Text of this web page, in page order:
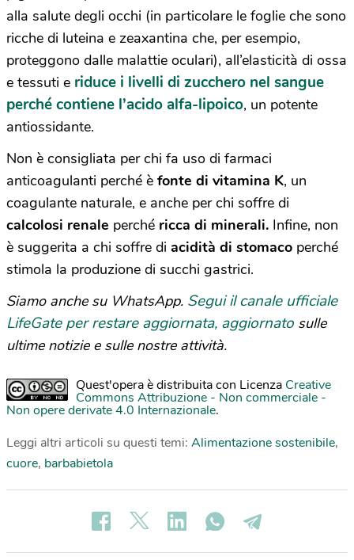
alla salute degli occhi (in particolare le foglie che sono
ricche di luteina e zeaxantina che, per esempio,
proteggono dalle malattie oculari), all’elasticità di ossa
e tessuti e riduce i livelli di zucchero nel sangue
perché contiene l’acido alfa-lipoico, un potente
antiossidante.
Non è consigliata per chi fa uso di farmaci
anticoagulanti perché è fonte di vitamina K, un
coagulante naturale, e anche per chi soffre di
calcolosi renale perché ricca di minerali. Infine, non
è suggerita a chi soffre di acidità di stomaco perché
stimola la produzione di succhi gastrici.
Siamo anche su WhatsApp. Segui il canale ufficiale
LifeGate per restare aggiornata, aggiornato sulle
ultime notizie e sulle nostre attività.
Quest'opera è distribuita con Licenza Creative
Commons Attribuzione - Non commerciale -
Non opere derivate 4.0 Internazionale.
Leggi altri articoli su questi temi: Alimentazione sostenibile,
cuore, barbabietola